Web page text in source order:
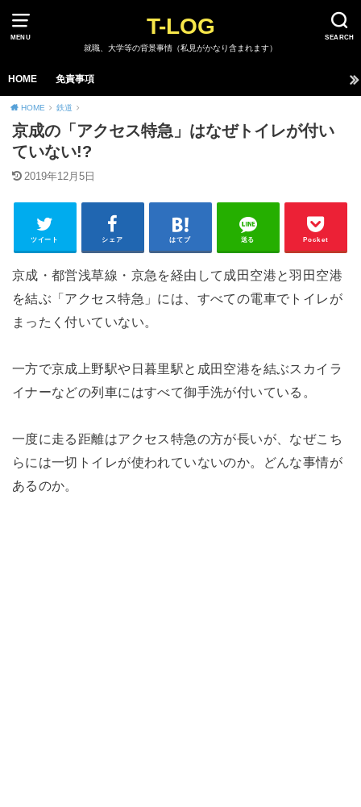
MENU SEARCH
T-LOG
就職、大学等の背景事情（私見がかなり含まれます）
HOME 免責事項
HOME 鉄道
京成の「アクセス特急」はなぜトイレが付い
ていない!?
2019年12月5日
ツイート シェア はてブ 送る Pocket
京成・都営浅草線・京急を経由して成田空港と羽田空港
を結ぶ「アクセス特急」には、すべての電車でトイレが
まったく付いていない。
一方で京成上野駅や日暮里駅と成田空港を結ぶスカイラ
イナーなどの列車にはすべて御手洗が付いている。
一度に走る距離はアクセス特急の方が長いが、なぜこち
らには一切トイレが使われていないのか。どんな事情が
あるのか。